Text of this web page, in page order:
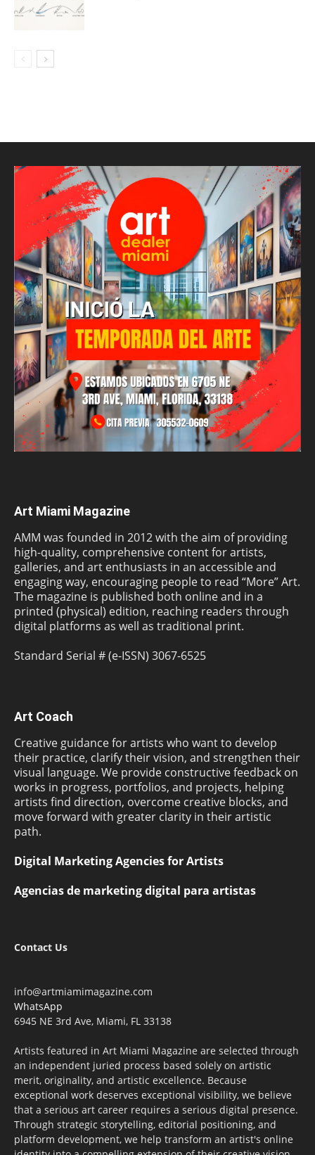
Art Miami Magazine
AMM was founded in 2012 with the aim of providing
high-quality, comprehensive content for artists,
galleries, and art enthusiasts in an accessible and
engaging way, encouraging people to read “More” Art.
The magazine is published both online and in a
printed (physical) edition, reaching readers through
digital platforms as well as traditional print.
Standard Serial # (e-ISSN) 3067-6525
Art Coach
Creative guidance for artists who want to develop
their practice, clarify their vision, and strengthen their
visual language. We provide constructive feedback on
works in progress, portfolios, and projects, helping
artists find direction, overcome creative blocks, and
move forward with greater clarity in their artistic
path.
Digital Marketing Agencies for Artists
Agencias de marketing digital para artistas
Contact Us
info@artmiamimagazine.com
WhatsApp
6945 NE 3rd Ave, Miami, FL 33138
Artists featured in Art Miami Magazine are selected through
an independent juried process based solely on artistic
merit, originality, and artistic excellence. Because
exceptional work deserves exceptional visibility, we believe
that a serious art career requires a serious digital presence.
Through strategic storytelling, editorial positioning, and
platform development, we help transform an artist's online